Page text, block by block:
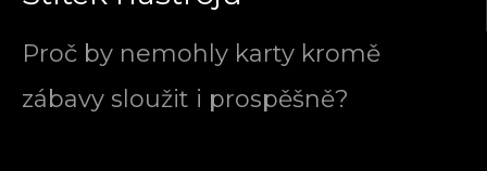
Proč by nemohly karty kromě
zábavy sloužit i prospěšně?